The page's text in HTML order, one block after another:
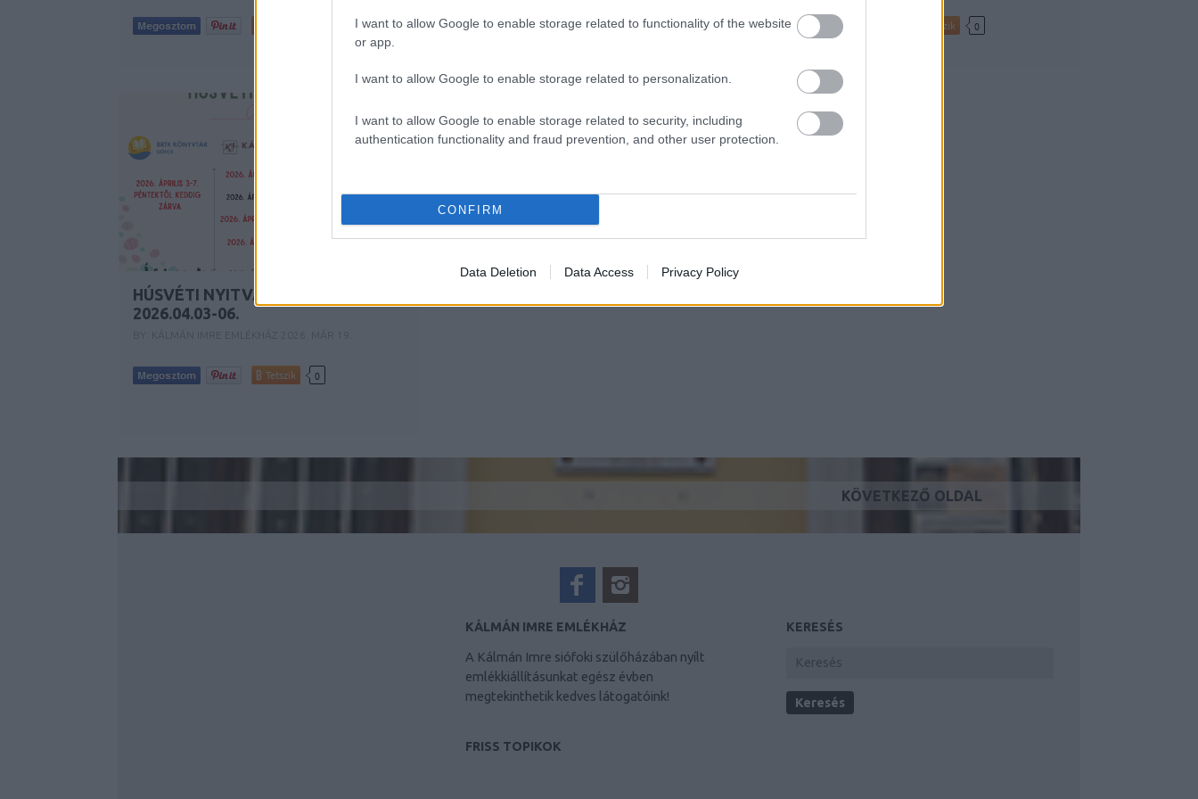
I want to allow Google to enable storage related to functionality of the website
or app.
I want to allow Google to enable storage related to personalization.
I want to allow Google to enable storage related to security, including
authentication functionality and fraud prevention, and other user protection.
CONFIRM
Data Deletion Data Access Privacy Policy
Tetszik 0
HÚSVÉTI NYITVATARTÁS –
2026.04.03-06.
Tetszik 0
KÖVETKEZŐ OLDAL
KÁLMÁN IMRE EMLÉKHÁZ
A Kálmán Imre siófoki szülőházában nyílt
emlékkiállításunkat egész évben
megtekinthetik kedves látogatóink!
FRISS TOPIKOK
KERESÉS